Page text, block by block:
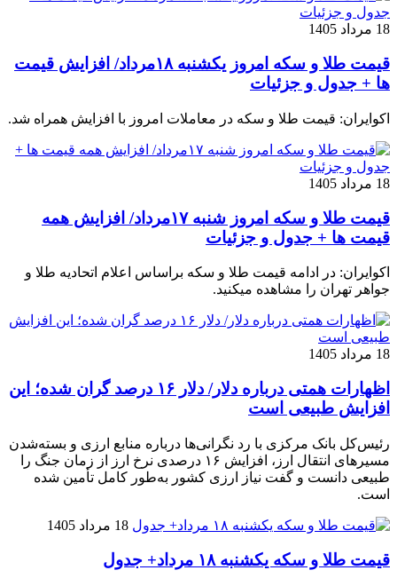
18 مرداد 1405
قیمت طلا و سکه امروز یکشنبه ۱۸مرداد/ افزایش قیمت
ها + جدول و جزئیات
اکوایران: قیمت طلا و سکه در معاملات امروز با افزایش همراه شد.
18 مرداد 1405
قیمت طلا و سکه امروز شنبه ۱۷مرداد/ افزایش همه
قیمت ها + جدول و جزئیات
اکوایران: در ادامه قیمت طلا و سکه براساس اعلام اتحادیه طلا و
جواهر تهران را مشاهده میکنید.
18 مرداد 1405
اظهارات همتی درباره دلار/ دلار ۱۶ درصد گران شده؛ این
افزایش طبیعی است
رئیس‌کل بانک مرکزی با رد نگرانی‌ها درباره منابع ارزی و بسته‌شدن
مسیرهای انتقال ارز، افزایش ۱۶ درصدی نرخ ارز از زمان جنگ را
طبیعی دانست و گفت نیاز ارزی کشور به‌طور کامل تأمین شده
است.
18 مرداد 1405
قیمت طلا و سکه یکشنبه ۱۸ مرداد+ جدول